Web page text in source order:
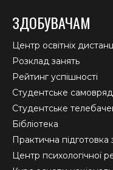
ЗДОБУВАЧАМ
Центр освітніх
Розклад занять
Рейтинг успішності
Студентське
Студентське
Бібліотека
Практична підготовка
Центр психологічної